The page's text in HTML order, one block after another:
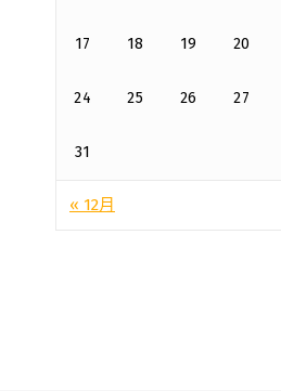
17 18 19 20
24 25 26 27
31
« 12月